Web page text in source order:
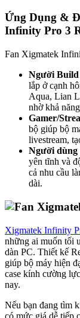
Ứng Dụng &
Infinity Pro 3
Fan Xigmatek
Người
lắp ở cạnh
Aqua, Lian
nhờ khả
Gamer/
bộ giúp bộ
livestream,
Người dùng
yên tĩnh và
cả nhu cầu
dài.
Xigmatek Infinity
những ai muốn tối
dàn PC. Thiết kế
giúp bộ máy hiện
case kính cường
nay.
Nếu bạn đang tìm
có mức giá dễ tiếp